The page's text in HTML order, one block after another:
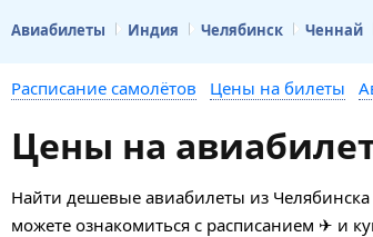
Авиабилеты Индия Челябинск Ченнай
Расписание самолётов Цены на билеты
Цены на
Найти дешевые авиабилеты из
можете ознакомиться с расписанием ✈ и